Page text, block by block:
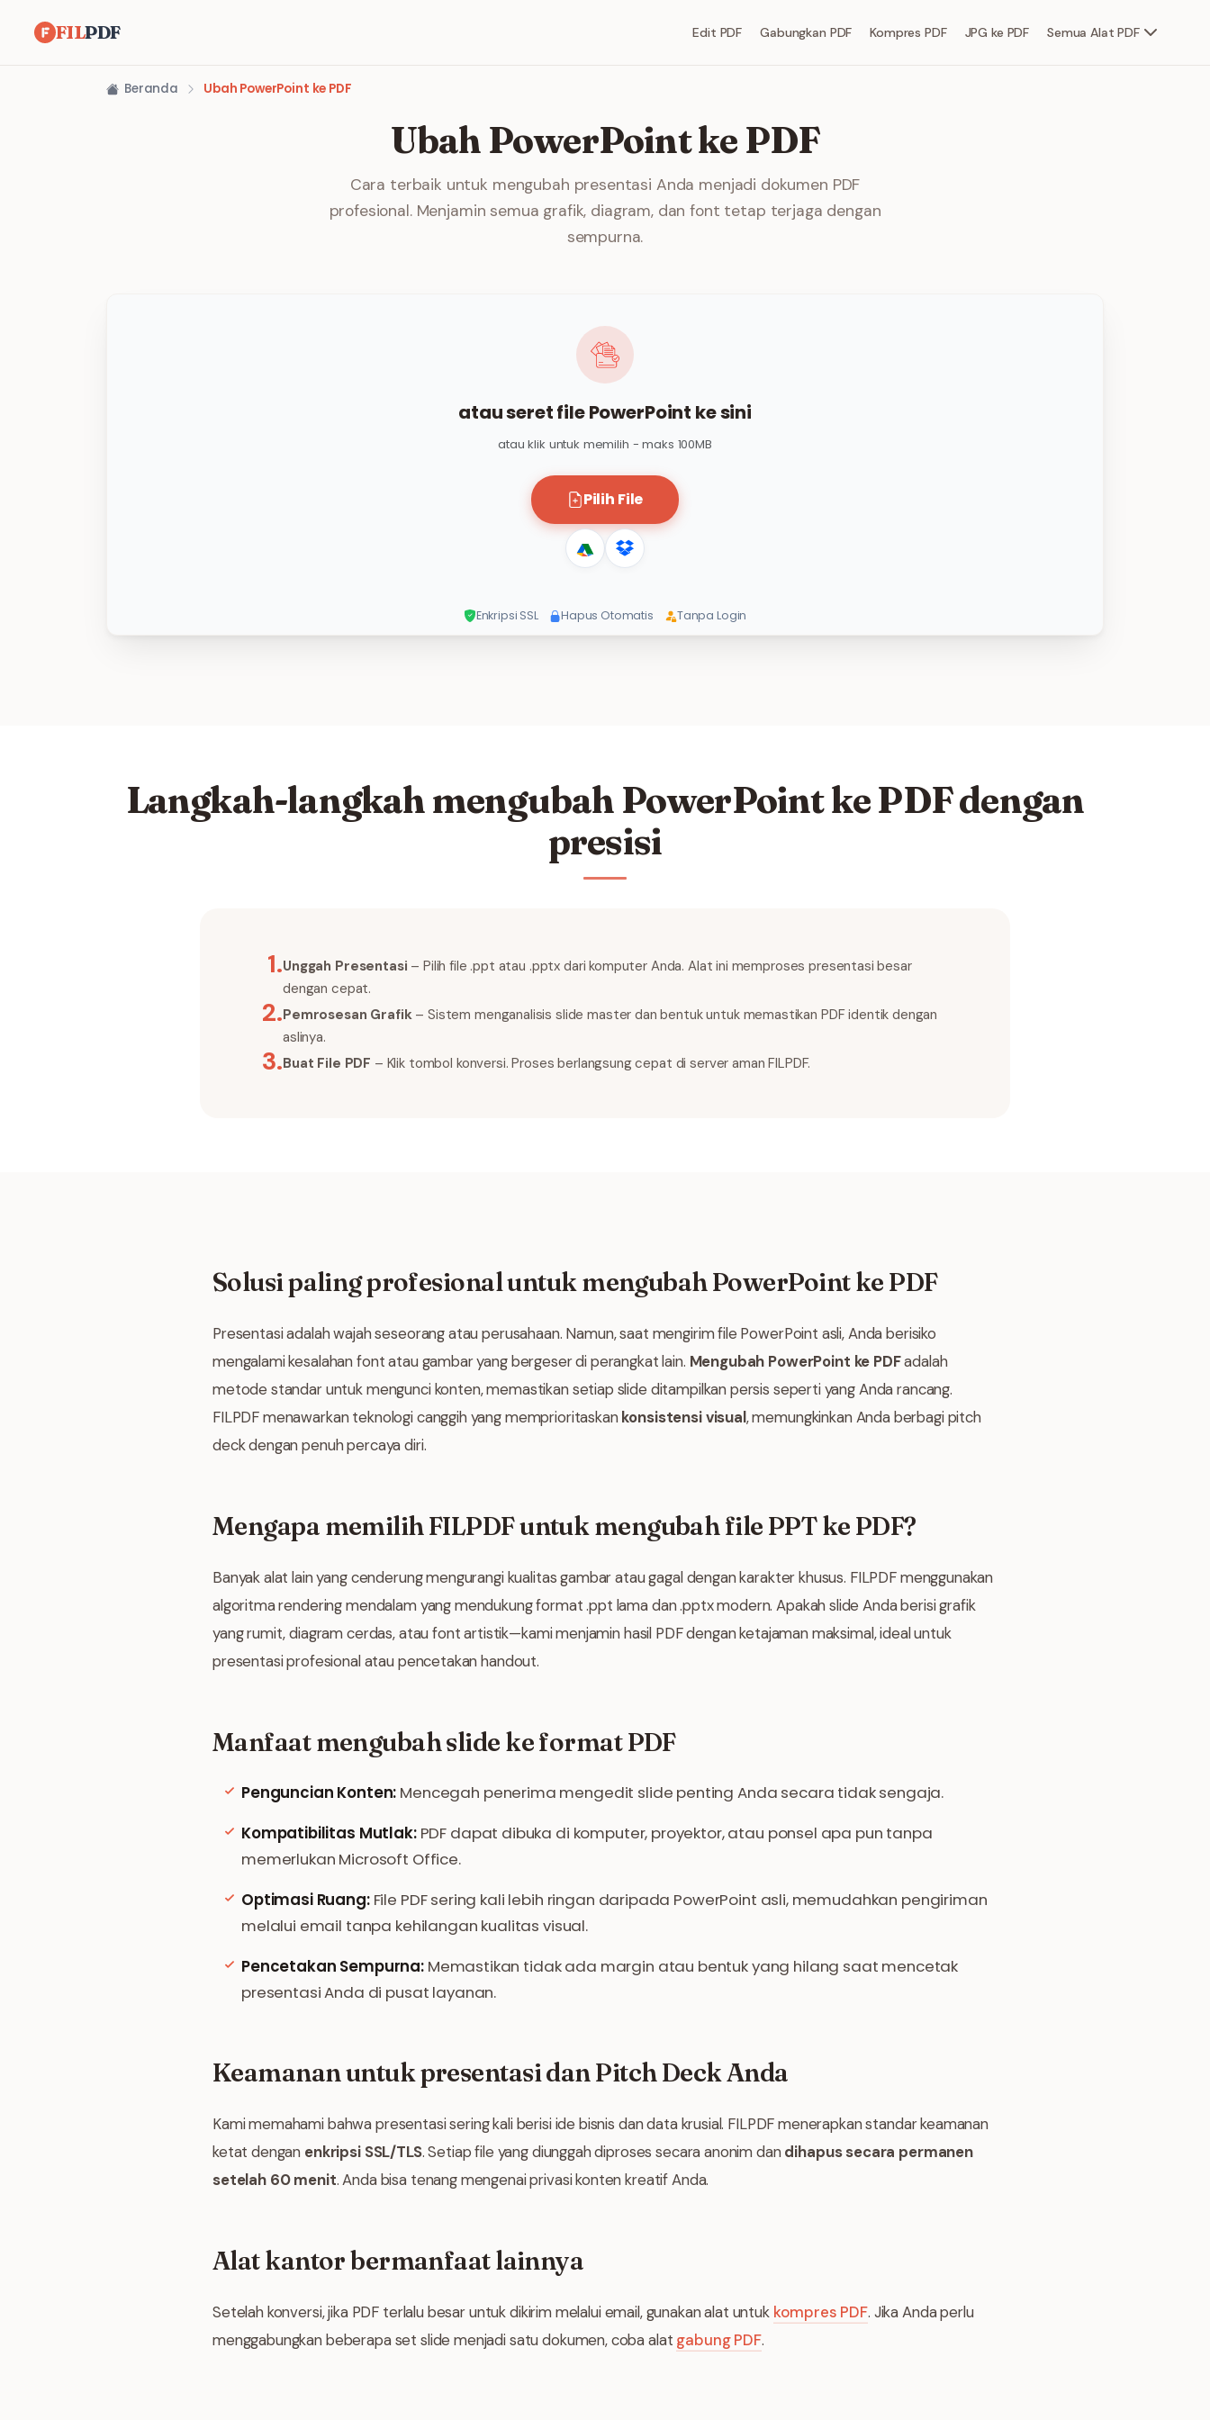
FILPDF Edit PDF Gabungkan PDF Kompres PDF JPG ke PDF Semua Alat PDF
Beranda Ubah PowerPoint ke PDF
Ubah PowerPoint ke PDF
Cara terbaik untuk mengubah presentasi Anda menjadi dokumen PDF
profesional. Menjamin semua grafik, diagram, dan font tetap terjaga dengan
sempurna.
atau seret file PowerPoint ke sini
atau klik untuk memilih - maks 100MB
Pilih File
Enkripsi SSL Hapus Otomatis Tanpa Login
Langkah-langkah mengubah PowerPoint ke PDF dengan
presisi
1.Unggah Presentasi – Pilih file .ppt atau .pptx dari komputer Anda. Alat ini memproses presentasi besar
dengan cepat.
2.Pemrosesan Grafik– Sistem menganalisis slide master dan bentuk untuk memastikan PDF identik dengan
aslinya.
3.Buat File PDF – Klik tombol konversi. Proses berlangsung cepat di server aman FILPDF.
Solusi paling profesional untuk mengubah PowerPoint ke PDF
Presentasi adalah wajah seseorang atau perusahaan. Namun, saat mengirim file PowerPoint asli, Anda berisiko
mengalami kesalahan font atau gambar yang bergeser di perangkat lain. Mengubah PowerPoint ke PDFadalah
metode standar untuk mengunci konten, memastikan setiap slide ditampilkan persis seperti yang Anda rancang.
FILPDF menawarkan teknologi canggih yang memprioritaskankonsistensi visual, memungkinkan Anda berbagi pitch
deck dengan penuh percaya diri.
Mengapa memilih FILPDF untuk mengubah file PPT ke PDF?
Banyak alat lain yang cenderung mengurangi kualitas gambar atau gagal dengan karakter khusus. FILPDF menggunakan
algoritma rendering mendalam yang mendukung format .ppt lama dan .pptx modern. Apakah slide Anda berisi grafik
yang rumit, diagram cerdas, atau font artistik—kami menjamin hasil PDF dengan ketajaman maksimal, ideal untuk
presentasi profesional atau pencetakan handout.
Manfaat mengubah slide ke format PDF
Penguncian Konten: Mencegah penerima mengedit slide penting Anda secara tidak sengaja.
Kompatibilitas Mutlak:PDF dapat dibuka di komputer, proyektor, atau ponsel apa pun tanpa
memerlukan Microsoft Office.
Optimasi Ruang:File PDF sering kali lebih ringan daripada PowerPoint asli, memudahkan pengiriman
melalui email tanpa kehilangan kualitas visual.
Pencetakan Sempurna: Memastikan tidak ada margin atau bentuk yang hilang saat mencetak
presentasi Anda di pusat layanan.
Keamanan untuk presentasi dan Pitch Deck Anda
Kami memahami bahwa presentasi sering kali berisi ide bisnis dan data krusial. FILPDF menerapkan standar keamanan
ketat dengan enkripsi SSL/TLS. Setiap file yang diunggah diproses secara anonim dandihapus secara permanen
setelah 60 menit. Anda bisa tenang mengenai privasi konten kreatif Anda.
Alat kantor bermanfaat lainnya
Setelah konversi, jika PDF terlalu besar untuk dikirim melalui email, gunakan alat untuk kompres PDF. Jika Anda perlu
menggabungkan beberapa set slide menjadi satu dokumen, coba alat gabung PDF.